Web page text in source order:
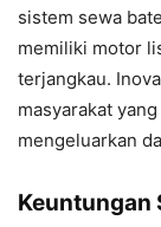
sistem sewa
memiliki motor
terjangkau.
masyarakat
mengeluarkan
Keuntungan